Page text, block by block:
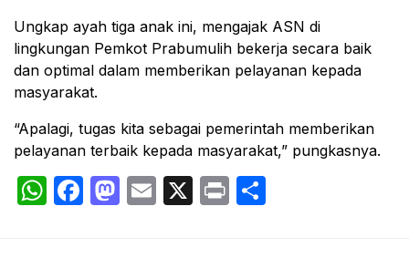
Ungkap ayah tiga anak ini, mengajak ASN di
lingkungan Pemkot Prabumulih bekerja secara baik
dan optimal dalam memberikan pelayanan kepada
masyarakat.
“Apalagi, tugas kita sebagai pemerintah memberikan
pelayanan terbaik kepada masyarakat,” pungkasnya.
WhatsApp
Facebook
Mastodon
Email
X Print